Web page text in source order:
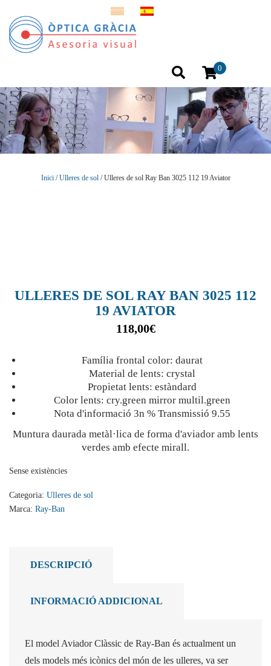
0
Inici/Ulleres de sol/ Ulleres de sol Ray Ban 3025 112 19 Aviator
ULLERES DE SOL RAY BAN 3025 112
19 AVIATOR
118,00€
Família frontal color: daurat
Material de lents: crystal
Propietat lents: estàndard
Color lents: cry.green mirror multil.green
Nota d'informació 3n % Transmissió 9.55
Muntura daurada metàl·lica de forma d'aviador amb lents
verdes amb efecte mirall.
Sense existències
Categoria: Ulleres de sol
Marca: Ray-Ban
DESCRIPCIÓ
INFORMACIÓ ADDICIONAL
El model Aviador Clàssic de Ray-Ban és actualment un
dels models més icònics del món de les ulleres, va ser